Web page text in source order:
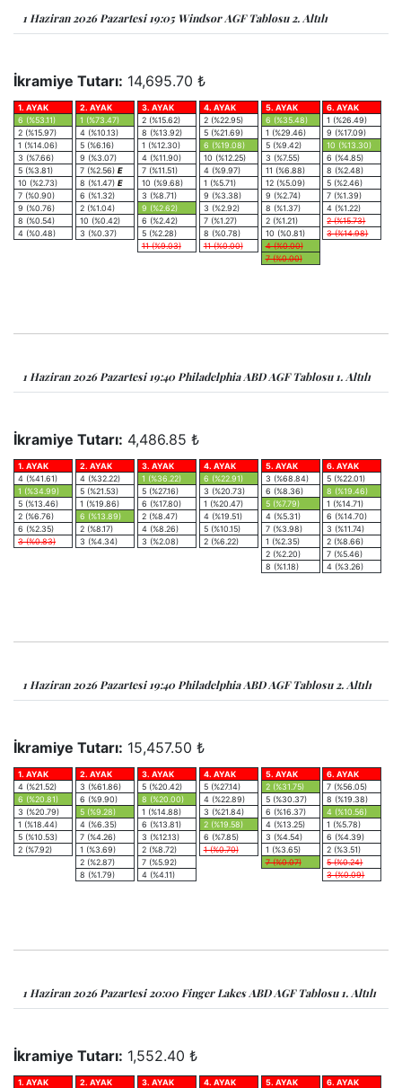
1 Haziran 2026 Pazartesi 19:05 Windsor AGF Tablosu 2. Altılı
İkramiye Tutarı: 14,695.70 ₺
1. AYAK
6 (%53.11)
2 (%15.97)
1 (%14.06)
3 (%7.66)
5 (%3.81)
10 (%2.73)
7 (%0.90)
9 (%0.76)
8 (%0.54)
4 (%0.48)
2. AYAK
1 (%73.47)
4 (%10.13)
5 (%6.16)
9 (%3.07)
7 (%2.56) E
8 (%1.47) E
6 (%1.32)
2 (%1.04)
10 (%0.42)
3 (%0.37)
3. AYAK
2 (%15.62)
8 (%13.92)
1 (%12.30)
4 (%11.90)
7 (%11.51)
10 (%9.68)
3 (%8.71)
9 (%2.62)
6 (%2.42)
5 (%2.28)
11 (%9.03)
4. AYAK
2 (%22.95)
5 (%21.69)
6 (%19.08)
10 (%12.25)
4 (%9.97)
1 (%5.71)
9 (%3.38)
3 (%2.92)
7 (%1.27)
8 (%0.78)
11 (%0.00)
5. AYAK
6 (%35.48)
1 (%29.46)
5 (%9.42)
3 (%7.55)
11 (%6.88)
12 (%5.09)
9 (%2.74)
8 (%1.37)
2 (%1.21)
10 (%0.81)
4 (%0.00)
7 (%0.00)
6. AYAK
1 (%26.49)
9 (%17.09)
10 (%13.30)
6 (%4.85)
8 (%2.48)
5 (%2.46)
7 (%1.39)
4 (%1.22)
2 (%15.73)
3 (%14.98)
1 Haziran 2026 Pazartesi 19:40 Philadelphia ABD AGF Tablosu 1. Altılı
İkramiye Tutarı: 4,486.85 ₺
1. AYAK
4 (%41.61)
1 (%34.99)
5 (%13.46)
2 (%6.76)
6 (%2.35)
3 (%0.83)
2. AYAK
4 (%32.22)
5 (%21.53)
1 (%19.86)
6 (%13.89)
2 (%8.17)
3 (%4.34)
3. AYAK
1 (%36.22)
5 (%27.16)
6 (%17.80)
2 (%8.47)
4 (%8.26)
3 (%2.08)
4. AYAK
6 (%22.91)
3 (%20.73)
1 (%20.47)
4 (%19.51)
5 (%10.15)
2 (%6.22)
5. AYAK
3 (%68.84)
6 (%8.36)
5 (%7.79)
4 (%5.31)
7 (%3.98)
1 (%2.35)
2 (%2.20)
8 (%1.18)
6. AYAK
5 (%22.01)
8 (%19.46)
1 (%14.71)
6 (%14.70)
3 (%11.74)
2 (%8.66)
7 (%5.46)
4 (%3.26)
1 Haziran 2026 Pazartesi 19:40 Philadelphia ABD AGF Tablosu 2. Altılı
İkramiye Tutarı: 15,457.50 ₺
1. AYAK
4 (%21.52)
6 (%20.81)
3 (%20.79)
1 (%18.44)
5 (%10.53)
2 (%7.92)
2. AYAK
3 (%61.86)
6 (%9.90)
5 (%9.28)
4 (%6.35)
7 (%4.26)
1 (%3.69)
2 (%2.87)
8 (%1.79)
3. AYAK
5 (%20.42)
8 (%20.00)
1 (%14.88)
6 (%13.81)
3 (%12.13)
2 (%8.72)
7 (%5.92)
4 (%4.11)
4. AYAK
5 (%27.14)
4 (%22.89)
3 (%21.84)
2 (%19.58)
6 (%7.85)
1 (%0.70)
5. AYAK
2 (%31.75)
5 (%30.37)
6 (%16.37)
4 (%13.25)
3 (%4.54)
1 (%3.65)
7 (%0.07)
6. AYAK
7 (%56.05)
8 (%19.38)
4 (%10.56)
1 (%5.78)
6 (%4.39)
2 (%3.51)
5 (%0.24)
3 (%0.09)
1 Haziran 2026 Pazartesi 20:00 Finger Lakes ABD AGF Tablosu 1. Altılı
İkramiye Tutarı: 1,552.40 ₺
1. AYAK
2. AYAK
3. AYAK
4. AYAK
5. AYAK
6. AYAK